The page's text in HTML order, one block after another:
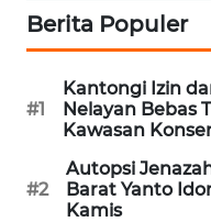
Berita Populer
#1
Kantongi Izin
Nelayan Bebas
Kawasan
#2
Autopsi
Barat Yanto
Kamis
FORJASIDA
NEWS
NEWS